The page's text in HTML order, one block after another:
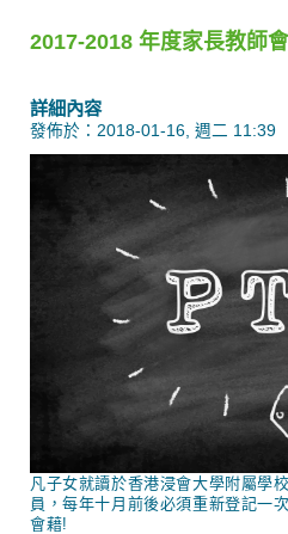
2017-2018 年度家長教師
詳細內容
發佈於：2018-01-16, 週二 11:39
凡子女就讀於香港浸會大學附屬學
員，每年十月前後必須重新登記一
會藉!